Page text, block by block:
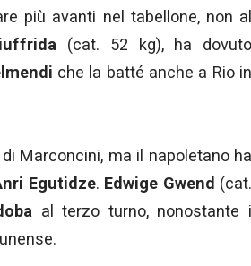
più avanti nel tabellone, non al
(cat. 52 kg), ha
che la batté anche a Rio
Marconcini, ma il napoletano
Egutidze. Edwige Gwend
al terzo turno, nonostante